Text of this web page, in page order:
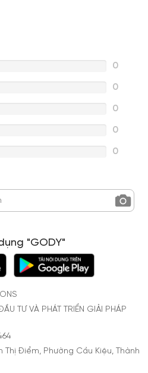
0
0
0
0
0
"GODY"
TƯ VÀ PHÁT TRIỂN GIẢI PHÁP
Điểm, Phường Cầu Kiệu, Thành